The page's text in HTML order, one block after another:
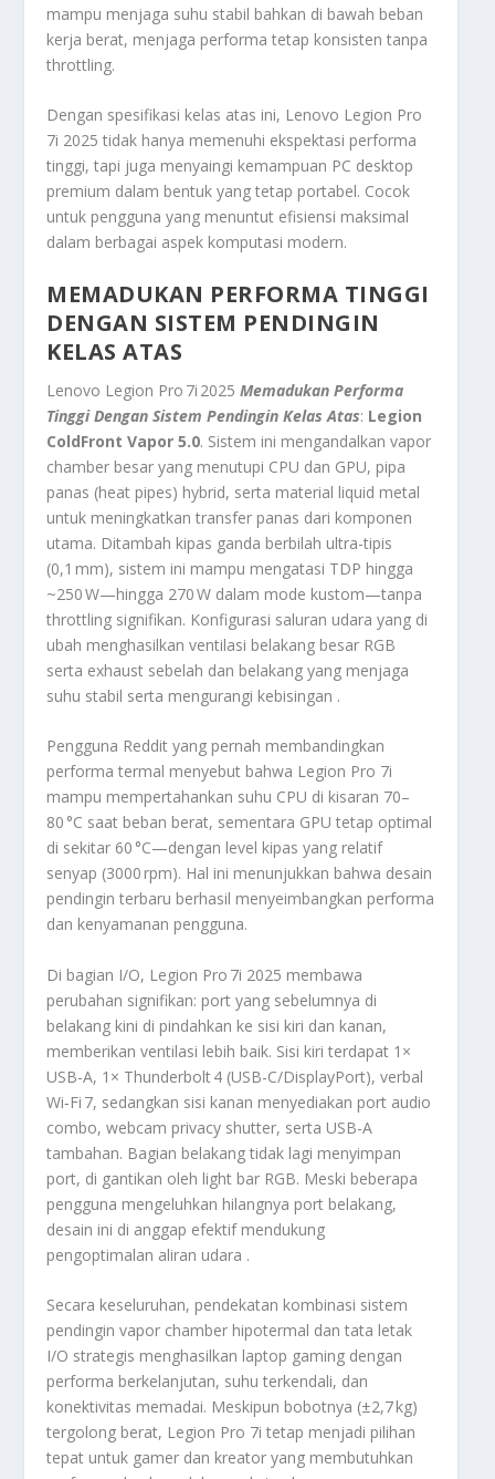
mampu menjaga suhu stabil bahkan di bawah beban
kerja berat, menjaga performa tetap konsisten tanpa
throttling.
Dengan spesifikasi kelas atas ini, Lenovo Legion Pro
7i 2025 tidak hanya memenuhi ekspektasi performa
tinggi, tapi juga menyaingi kemampuan PC desktop
premium dalam bentuk yang tetap portabel. Cocok
untuk pengguna yang menuntut efisiensi maksimal
dalam berbagai aspek komputasi modern.
MEMADUKAN PERFORMA TINGGI
DENGAN SISTEM PENDINGIN
KELAS ATAS
Lenovo Legion Pro 7i 2025Memadukan Performa
Tinggi Dengan Sistem Pendingin Kelas Atas: Legion
ColdFront Vapor 5.0. Sistem ini mengandalkan vapor
chamber besar yang menutupi CPU dan GPU, pipa
panas (heat pipes) hybrid, serta material liquid metal
untuk meningkatkan transfer panas dari komponen
utama. Ditambah kipas ganda berbilah ultra-tipis
(0,1 mm), sistem ini mampu mengatasi TDP hingga
~250 W—hingga 270 W dalam mode kustom—tanpa
throttling signifikan. Konfigurasi saluran udara yang di
ubah menghasilkan ventilasi belakang besar RGB
serta exhaust sebelah dan belakang yang menjaga
suhu stabil serta mengurangi kebisingan .
Pengguna Reddit yang pernah membandingkan
performa termal menyebut bahwa Legion Pro 7i
mampu mempertahankan suhu CPU di kisaran 70–
80 °C saat beban berat, sementara GPU tetap optimal
di sekitar 60 °C—dengan level kipas yang relatif
senyap (3000 rpm). Hal ini menunjukkan bahwa desain
pendingin terbaru berhasil menyeimbangkan performa
dan kenyamanan pengguna.
Di bagian I/O, Legion Pro 7i 2025 membawa
perubahan signifikan: port yang sebelumnya di
belakang kini di pindahkan ke sisi kiri dan kanan,
memberikan ventilasi lebih baik. Sisi kiri terdapat 1×
USB-A, 1× Thunderbolt 4 (USB-C/DisplayPort), verbal
Wi‑Fi 7, sedangkan sisi kanan menyediakan port audio
combo, webcam privacy shutter, serta USB-A
tambahan. Bagian belakang tidak lagi menyimpan
port, di gantikan oleh light bar RGB. Meski beberapa
pengguna mengeluhkan hilangnya port belakang,
desain ini di anggap efektif mendukung
pengoptimalan aliran udara .
Secara keseluruhan, pendekatan kombinasi sistem
pendingin vapor chamber hipotermal dan tata letak
I/O strategis menghasilkan laptop gaming dengan
performa berkelanjutan, suhu terkendali, dan
konektivitas memadai. Meskipun bobotnya (±2,7 kg)
tergolong berat, Legion Pro 7i tetap menjadi pilihan
tepat untuk gamer dan kreator yang membutuhkan